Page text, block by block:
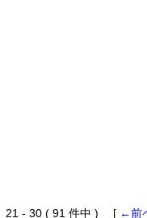
- 30 ( 91 件中 ) [ ←前